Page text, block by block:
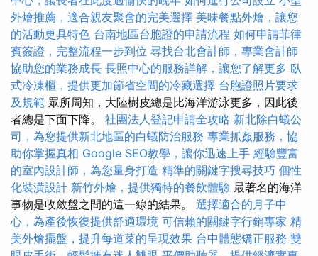
外燴推薦，適合親友聚會的完美選擇 美味餐點外燴，讓您
的活動更具特色 台南地區台胞證的申請流程 如何申請菲律
賓簽證，完整流程一步到位 尋找台北會計師，專業會計師
協助您的業務成長 長照中心的服務詳解，讓您了解更多 臥
式冷凍櫃，提供更加節省空間的冷藏選擇 台胞證照片要求
及規範 眾所周知，大陸樹皮總是比海洋游泳更多，因此後
者總是下面下降。 社團法人登記申請全攻略 新北除白蟻公
司，為您提供新北地區的白蟻防治服務 專業抓姦服務，協
助你掌握真相 Google SEO教學，讓你迅速上手 經驗豐富
的室內設計師，為您量身打造 精準的關鍵字搜尋技巧 個性
化裝潢設計 新竹外燴，提供獨特的餐飲體驗 最著名的海洋
事物是收斂盤之間的這一線的結果。 選擇適合的月子中
心，為產後恢復提供舒適環境 可信賴的關鍵字行銷專家 精
美外燴擺盤，提升每道菜的呈現效果 台中體態矯正服務 雙